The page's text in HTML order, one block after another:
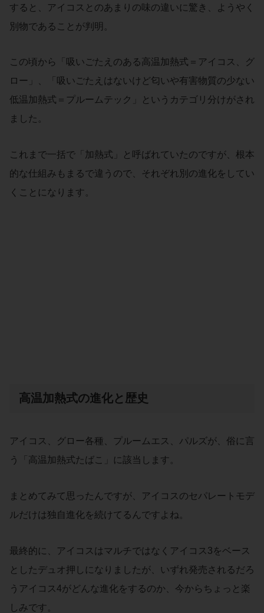
すると、アイコスとのあまりの味の違いに驚き、ようやく
別物であることが判明。
この頃から「吸いごたえのある高温加熱式＝アイコス、グ
ロー」、「吸いごたえはないけど匂いや有害物質の少ない
低温加熱式＝プルームテック」というカテゴリ分けがされ
ました。
これまで一括で「加熱式」と呼ばれていたのですが、根本
的な仕組みもまるで違うので、それぞれ別の進化をしてい
くことになります。
高温加熱式の進化と歴史
アイコス、グロー各種、プルームエス、パルズが、俗に言
う「高温加熱式たばこ」に該当します。
まとめてみて思ったんですが、アイコスのセパレートモデ
ルだけは独自進化を続けてるんですよね。
最終的に、アイコスはマルチではなくアイコス3をベース
としたデュオ押しになりましたが、いずれ発売されるだろ
うアイコス4がどんな進化をするのか、今からちょっと楽
しみです。